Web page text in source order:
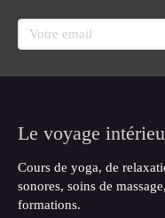
Votre email
Le voyage
Cours de yoga, de
sonores, soins de
formations.